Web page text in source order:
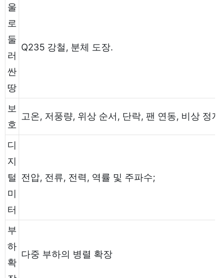
울
로
둘
러
싼
땅
Q235 강철, 분체 도장.
보
호
고온, 저풍량, 위상 순서, 단락, 팬 연동, 비상 정
디
지
털
미
터
전압, 전류, 전력, 역률 및 주파수;
부
하
확
다중 부하의 병렬 확장